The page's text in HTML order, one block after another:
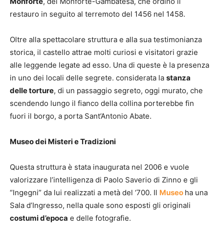
restauro in seguito al terremoto del 1456 nel 1458.
Oltre alla spettacolare struttura e alla sua testimonianza
storica, il castello attrae molti curiosi e visitatori grazie
alle leggende legate ad esso. Una di queste è la presenza
in uno dei locali delle segrete. considerata la stanza
delle torture, di un passaggio segreto, oggi murato, che
scendendo lungo il fianco della collina porterebbe fin
fuori il borgo, a porta Sant’Antonio Abate.
Museo dei Misteri e Tradizioni
Questa struttura è stata inaugurata nel 2006 e vuole
valorizzare l’intelligenza di Paolo Saverio di Zinno e gli
“Ingegni” da lui realizzati a metà del ‘700. Il Museo ha una
Sala d’Ingresso, nella quale sono esposti gli originali
costumi d’epoca e delle fotografie.